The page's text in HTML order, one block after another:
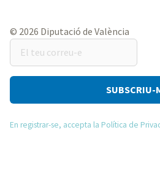
© 2026 Diputació de València
El
teu
correu-
En registrar-se, accepta la Política de